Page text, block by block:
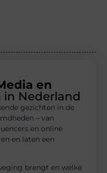
en
in Nederland
gezichten in de
– van
en online
en laten een
brengt en welke